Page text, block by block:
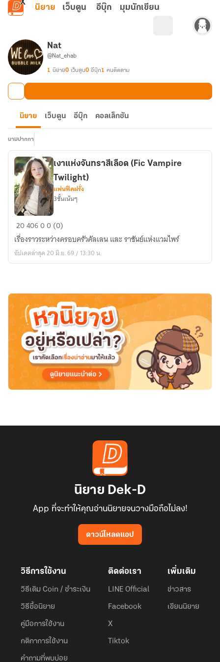
ข้ามไปยังเนื้อหาหลัก
นิยาย เว็บตูน อีบุ๊ก มุมนักเขียน
Nat
@Nat_ehab
1 นิยาย0 เว็บตูน0 อีบุ๊ก1 คนติดตาม
นิยาย เว็บตูน อีบุ๊ก คอลเล็กชัน
นามปากกา
เงา
แห่ง
จันทรา
สี
Vampire
Twilight)
เงาแห่งจันทราสีเลือด (Fic Vampire
Twilight)
แฟนฟิคฝรั่ง
3ชั้นเน้นๆ
2040600 (0)
เรื่องราวระหว่างครอบครัวคัลเลน และ ราชันย์แห่งแวมไพร์
อัปเดตล่าสุด 20 มิ.ย. 69 / 13:30 น.
นิยาย Dek-D
App ที่จะทำให้คุณอ่านนิยายจนวางมือถือไม่ลง!
ดาวน์โหลดแอป
วิธีการใช้งาน
วิธีเติม Coin / ชำระเงิน
วิธีซื้อนิยาย
คู่มือการใช้งาน
กติกาการใช้งาน
คำถามที่พบบ่อย
ติดต่อเรา
LINE Official
Facebook
X
Tiktok
เพิ่มเติม
ข่าวสาร
เขียนนิยาย